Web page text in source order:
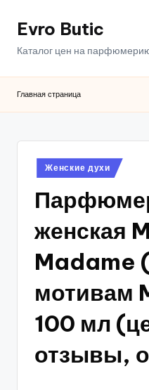
ПерейтиEvro Butic
Каталог цен на
Главная страница
Опубликовано
в
Женские духи
женская
Madame
мотивам
100 мл
отзывы,